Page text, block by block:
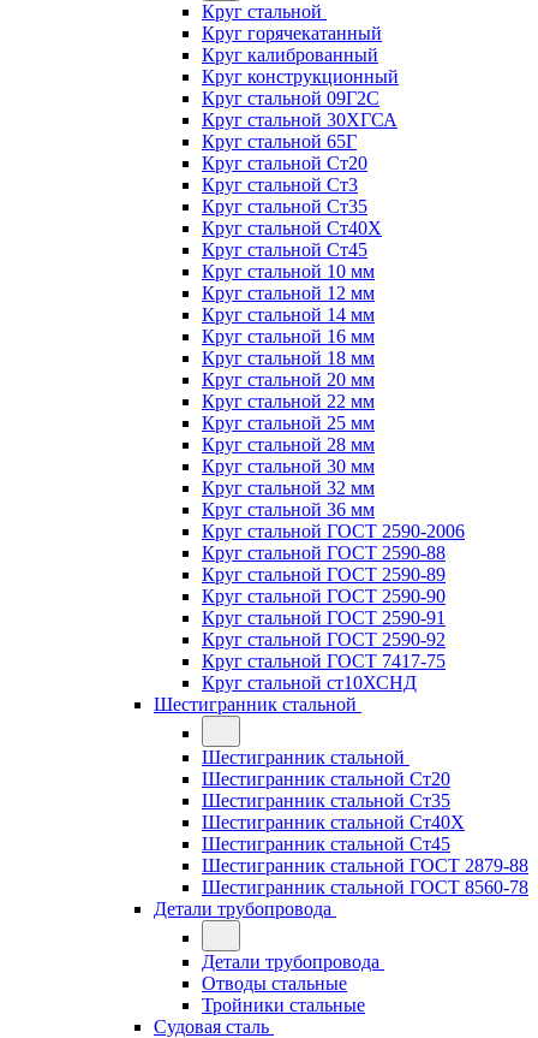
Круг стальной
Круг горячекатанный
Круг калиброванный
Круг конструкционный
Круг стальной 09Г2С
Круг стальной 30ХГСА
Круг стальной 65Г
Круг стальной Ст20
Круг стальной Ст3
Круг стальной Ст35
Круг стальной Ст40Х
Круг стальной Ст45
Круг стальной 10 мм
Круг стальной 12 мм
Круг стальной 14 мм
Круг стальной 16 мм
Круг стальной 18 мм
Круг стальной 20 мм
Круг стальной 22 мм
Круг стальной 25 мм
Круг стальной 28 мм
Круг стальной 30 мм
Круг стальной 32 мм
Круг стальной 36 мм
Круг стальной ГОСТ 2590-2006
Круг стальной ГОСТ 2590-88
Круг стальной ГОСТ 2590-89
Круг стальной ГОСТ 2590-90
Круг стальной ГОСТ 2590-91
Круг стальной ГОСТ 2590-92
Круг стальной ГОСТ 7417-75
Круг стальной ст10ХСНД
Шестигранник стальной
Шестигранник стальной
Шестигранник стальной Ст20
Шестигранник стальной Ст35
Шестигранник стальной Ст40Х
Шестигранник стальной Ст45
Шестигранник стальной ГОСТ 2879-88
Шестигранник стальной ГОСТ 8560-78
Детали трубопровода
Детали трубопровода
Отводы стальные
Тройники стальные
Судовая сталь